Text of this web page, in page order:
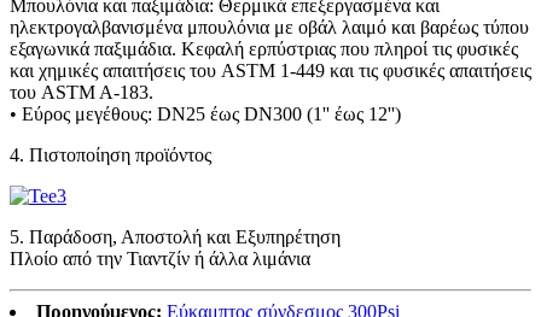
Μπουλόνια και παξιμάδια: Θερμικά επεξεργασμένα και
ηλεκτρογαλβανισμένα μπουλόνια με οβάλ λαιμό και βαρέως τύπου
εξαγωνικά παξιμάδια. Κεφαλή ερπύστριας που πληροί τις φυσικές
και χημικές απαιτήσεις του ASTM 1-449 και τις φυσικές απαιτήσεις
του ASTM A-183.
• Εύρος μεγέθους: DN25 έως DN300 (1'' έως 12'')
4. Πιστοποίηση προϊόντος
5. Παράδοση, Αποστολή και Εξυπηρέτηση
Πλοίο από την Τιαντζίν ή άλλα λιμάνια
Προηγούμενος: Εύκαμπτος σύνδεσμος 300Psi